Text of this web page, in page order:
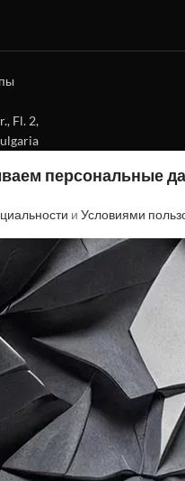
Fl. 2,
персональные
и Условиями